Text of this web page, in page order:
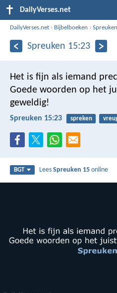
DailyVerses.net
DailyVerses.net › Bijbelboeken ›Spreuken
Spreuken 15:23
Het is fijn als iemand
Goede woorden op het
geweldig!
Spreuken 15:23 spreken
BGT LeesSpreuken 15 online